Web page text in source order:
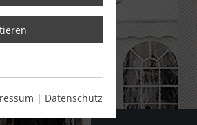
| Datenschutz